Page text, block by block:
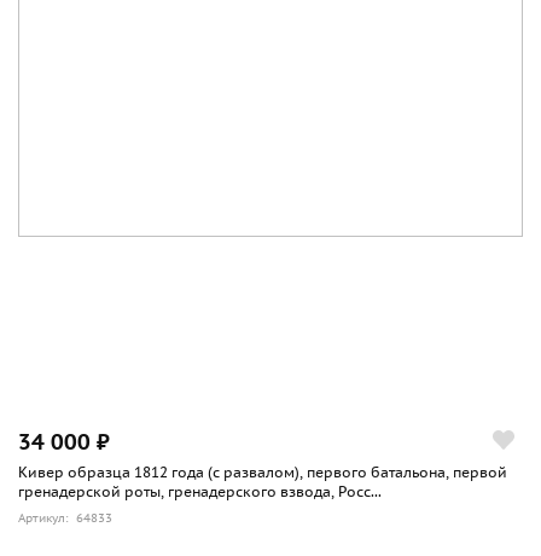
34 000 ₽
Кивер образца 1812 года (с развалом), первого батальона, первой
гренадерской роты, гренадерского взвода, Росс...
Артикул: 64833